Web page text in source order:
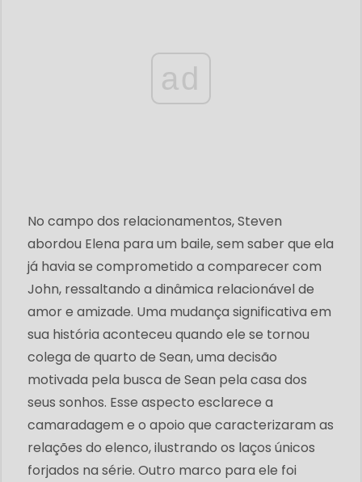
ad
No campo dos relacionamentos, Steven
abordou Elena para um baile, sem saber que ela
já havia se comprometido a comparecer com
John, ressaltando a dinâmica relacionável de
amor e amizade. Uma mudança significativa em
sua história aconteceu quando ele se tornou
colega de quarto de Sean, uma decisão
motivada pela busca de Sean pela casa dos
seus sonhos. Esse aspecto esclarece a
camaradagem e o apoio que caracterizaram as
relações do elenco, ilustrando os laços únicos
forjados na série. Outro marco para ele foi